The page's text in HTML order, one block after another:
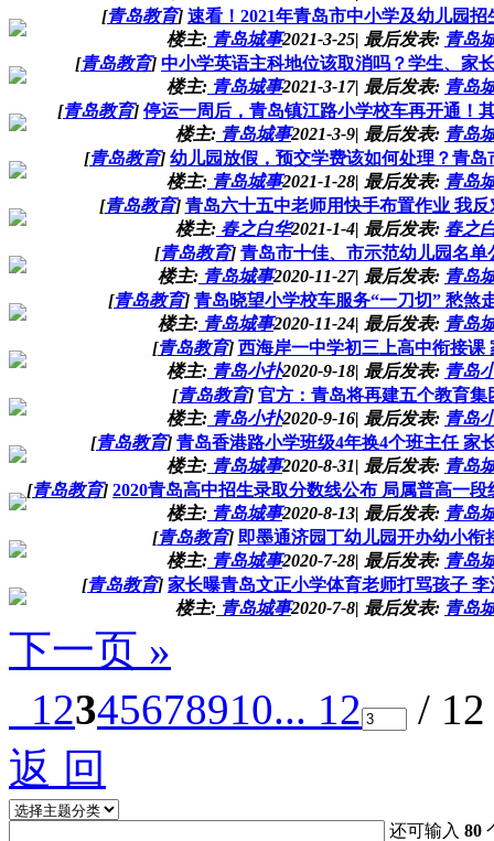
[青岛教育] 速看！2021年青岛市中小学及幼儿园招
楼主: 青岛城事2021-3-25| 最后发表: 青岛
[青岛教育] 中小学英语主科地位该取消吗？学生、家
楼主: 青岛城事2021-3-17| 最后发表: 青岛
[青岛教育] 停运一周后，青岛镇江路小学校车再开通！
楼主: 青岛城事2021-3-9| 最后发表: 青岛
[青岛教育] 幼儿园放假，预交学费该如何处理？青岛
楼主: 青岛城事2021-1-28| 最后发表: 青岛
[青岛教育] 青岛六十五中老师用快手布置作业 我
楼主: 春之白华2021-1-4| 最后发表: 春之
[青岛教育] 青岛市十佳、市示范幼儿园名单
楼主: 青岛城事2020-11-27| 最后发表: 青岛
[青岛教育] 青岛晓望小学校车服务“一刀切” 愁煞
楼主: 青岛城事2020-11-24| 最后发表: 青岛
[青岛教育] 西海岸一中学初三上高中衔接课
楼主: 青岛小扑2020-9-18| 最后发表: 青岛
[青岛教育] 官方：青岛将再建五个教育集
楼主: 青岛小扑2020-9-16| 最后发表: 青岛
[青岛教育] 青岛香港路小学班级4年换4个班主任 家
楼主: 青岛城事2020-8-31| 最后发表: 青岛
[青岛教育] 2020青岛高中招生录取分数线公布 局属普高一段
楼主: 青岛城事2020-8-13| 最后发表: 青岛
[青岛教育] 即墨通济园丁幼儿园开办幼小衔
楼主: 青岛城事2020-7-28| 最后发表: 青岛
[青岛教育] 家长曝青岛文正小学体育老师打骂孩子
楼主: 青岛城事2020-7-8| 最后发表: 青岛
下一页 »
12345678910... 12
/
返 回
还可输入80